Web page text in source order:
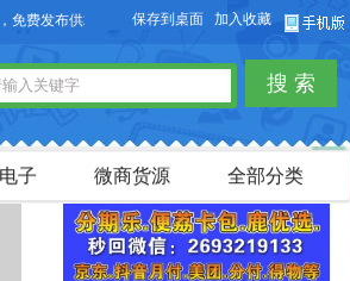
布供求信息，也可以免费发布淘宝客商品信息。
保存到桌面 加入收藏
搜 索
子 微商货源 全部分类